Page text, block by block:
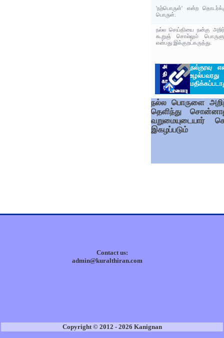
'நற்பொருள்' என்ற
பொருள்.
நல்ல செய்தியை நன்கு
கூறுஞ் சொல்லும்
என்பது இக்குறட்கருத்து.
நல்குரவு
நல்ல பொருளை
தெளிந்து
வறுமையுடையார்
இகழப்படும்
Contact us:
admin@kuralthiran.com
Copyright © 2012 - 2026 Kanignan